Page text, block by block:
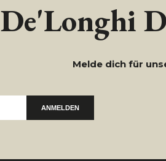
De'Longhi
Melde dich für
ANMELDEN